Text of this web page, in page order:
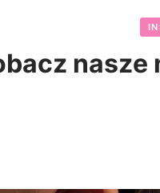
nasze